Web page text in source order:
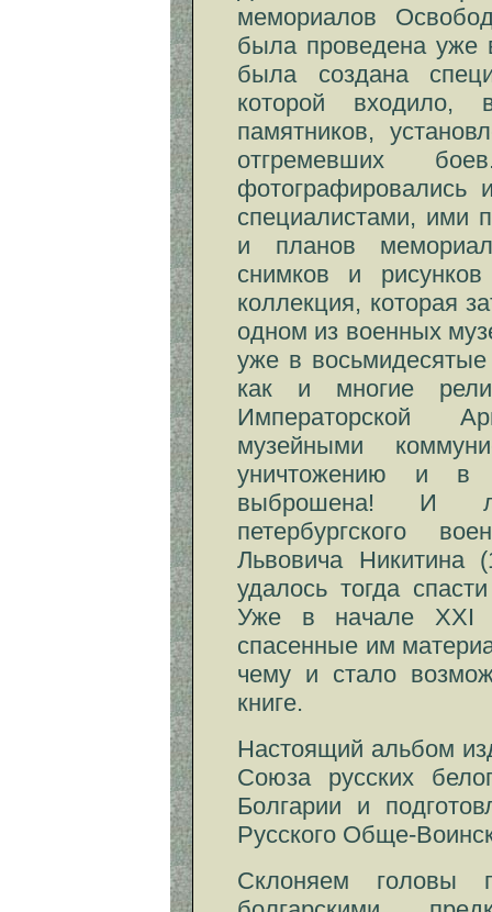
мемориалов
была проведена уже
была создана
которой
памятников,
отгремевших
фотографировались
специалистами, ими
и планов
снимков и
коллекция, которая
одном из военных
уже в
как и многие
Императорской
музейными
уничтожению и в
выброшена! И
петербургского
Львовича Никитина
удалось тогда
Уже в начале XXI
спасенные им
чему и стало
книге.
Настоящий альбом
Союза русских
Болгарии и
Русского Обще-
Склоняем головы